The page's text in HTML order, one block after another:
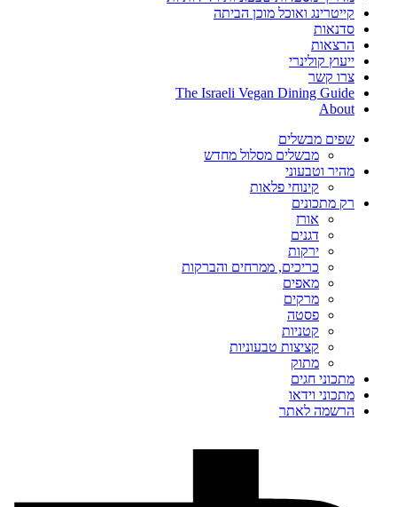
קייטרינג ואוכל מוכן הביתה
סדנאות
הרצאות
ייעוץ קולינרי
צרו קשר
The Israeli Vegan Dining Guide
About
שפים מבשלים
מבשלים מסלול מחדש
מהיר וטבעוני
קינוחי פלאות
רק מתכונים
אורז
דגנים
ירקות
כריכים, ממרחים והברקות
מאפים
מרקים
פסטה
קטניות
קציצות טבעוניות
מתוק
מתכוני חגים
מתכוני וידאו
הרשמה לאתר